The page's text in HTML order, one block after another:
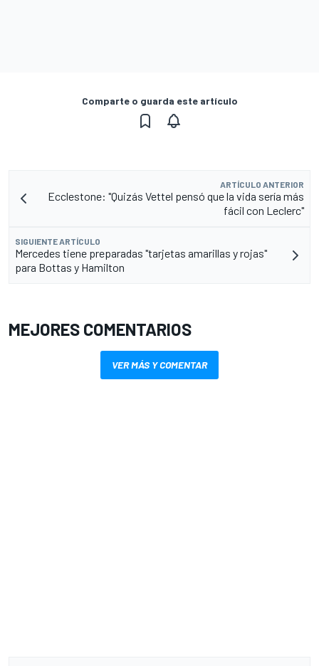
Comparte o guarda este artículo
ARTÍCULO ANTERIOR
Ecclestone: "Quizás Vettel pensó que la vida sería más
fácil con Leclerc"
SIGUIENTE ARTÍCULO
Mercedes tiene preparadas "tarjetas amarillas y rojas"
para Bottas y Hamilton
MEJORES COMENTARIOS
VER MÁS Y COMENTAR